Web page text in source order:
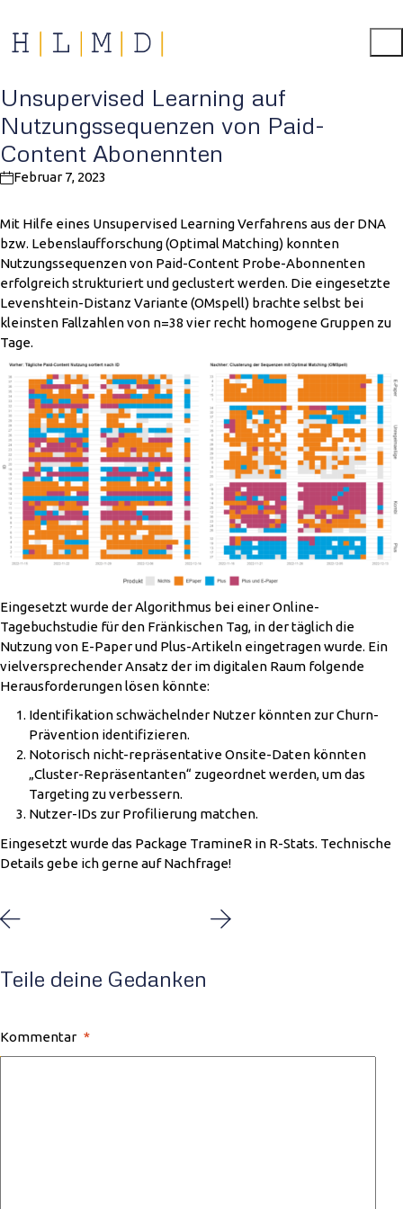
Unsupervised Learning auf
Nutzungssequenzen von Paid-
Content Abonennten
Februar 7, 2023
Mit Hilfe eines Unsupervised Learning Verfahrens aus der DNA
bzw. Lebenslaufforschung (Optimal Matching) konnten
Nutzungssequenzen von Paid-Content Probe-Abonnenten
erfolgreich strukturiert und geclustert werden. Die eingesetzte
Levenshtein-Distanz Variante (OMspell) brachte selbst bei
kleinsten Fallzahlen von n=38 vier recht homogene Gruppen zu
Tage.
Eingesetzt wurde der Algorithmus bei einer Online-
Tagebuchstudie für den Fränkischen Tag, in der täglich die
Nutzung von E-Paper und Plus-Artikeln eingetragen wurde. Ein
vielversprechender Ansatz der im digitalen Raum folgende
Herausforderungen lösen könnte:
Identifikation schwächelnder Nutzer könnten zur Churn-
Prävention identifizieren.
Notorisch nicht-repräsentative Onsite-Daten könnten
„Cluster-Repräsentanten“ zugeordnet werden, um das
Targeting zu verbessern.
Nutzer-IDs zur Profilierung matchen.
Eingesetzt wurde das Package TramineR in R-Stats. Technische
Details gebe ich gerne auf Nachfrage!
Teile deine Gedanken
Kommentar *